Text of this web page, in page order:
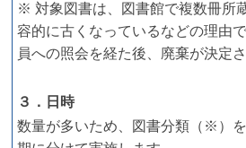
※ 対象図書は、図書館で複数冊所
容的に古くなっているなどの理由
員への照会を経た後、廃棄が決定
３．日時
数量が多いため、図書分類（※）